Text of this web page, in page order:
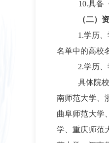
10.具备
（二）
1.学历
名单中的高校
2.学历
具体院
南师范大学、
曲阜师范大学
学、重庆师范